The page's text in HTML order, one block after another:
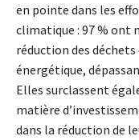
en pointe dans les
climatique : 97 % ont
réduction des
énergétique,
Elles surclassent
matière
dans la réduction de